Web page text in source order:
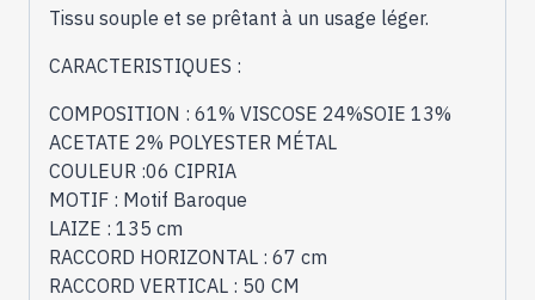
Tissu souple et se prêtant à un usage léger.
CARACTERISTIQUES :
COMPOSITION : 61% VISCOSE 24%SOIE 13%
ACETATE 2% POLYESTER MÉTAL
COULEUR :06 CIPRIA
MOTIF : Motif Baroque
LAIZE : 135 cm
RACCORD HORIZONTAL : 67 cm
RACCORD VERTICAL : 50 CM